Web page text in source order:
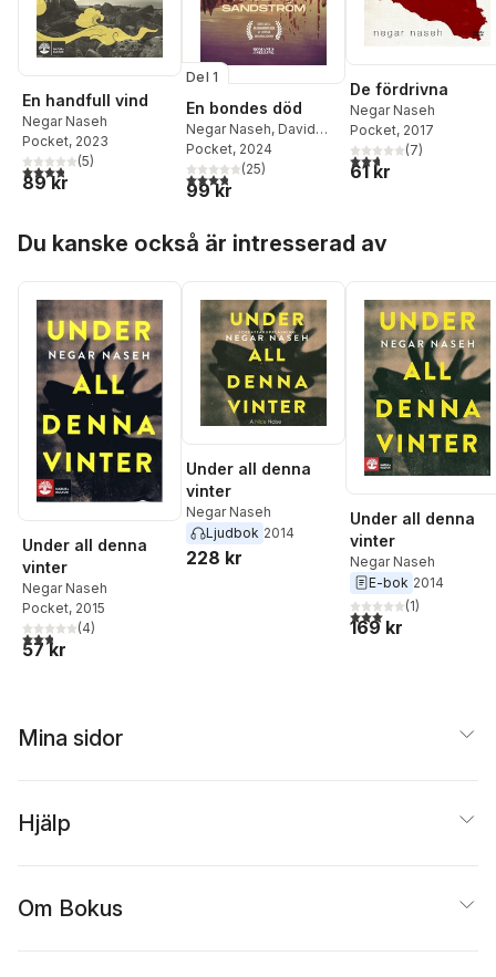
En handfull vind
Negar Naseh
Pocket, 2023
3,8utav 5 stjärnor. Totalt antal röster:
(5)
89 kr
Del 1
En bondes död
Negar Naseh, David
Sandström
Pocket, 2024
3,8utav 5 stjärnor. Totalt antal röster:
(25)
99 kr
De fördrivna
Negar Naseh
Pocket, 2017
2,7utav 5 stjärnor.
(7)
61 kr
Du kanske också är intresserad av
Under all denna
vinter
Negar Naseh
Pocket, 2015
2,8utav 5 stjärnor. Totalt antal röster:
(4)
57 kr
Under all denna
vinter
Negar Naseh
Ljudbok 2014
228 kr
Under all denna
vinter
Negar Naseh
E-bok 2014
3,0utav 5 stjärnor.
(1)
169 kr
Mina sidor
Hjälp
Om Bokus